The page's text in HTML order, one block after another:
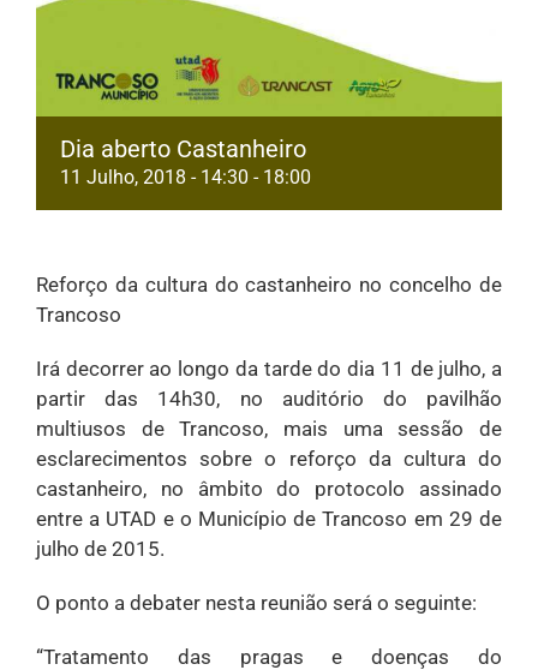
Dia aberto Castanheiro
11 Julho, 2018 - 14:30 - 18:00
Reforço da cultura do castanheiro no concelho de
Trancoso
Irá decorrer ao longo da tarde do dia 11 de julho, a
partir das 14h30, no auditório do pavilhão
multiusos de Trancoso, mais uma sessão de
esclarecimentos sobre o reforço da cultura do
castanheiro, no âmbito do protocolo assinado
entre a UTAD e o Município de Trancoso em 29 de
julho de 2015.
O ponto a debater nesta reunião será o seguinte:
“Tratamento das pragas e doenças do